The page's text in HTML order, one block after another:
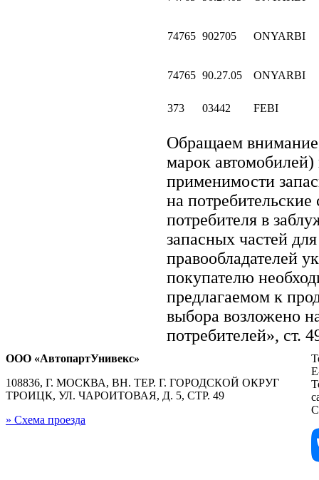
74765 902705 ONYARBI
74765 90.27.05 ONYARBI
373 03442 FEBI
Обращаем
марок
применимости
на
потребителя в
запасных частей
правообладателей
покупателю
предлагаемом к
выбора возложено
потребителей», ст.
ООО «АвтопартУнивекс»
108836, Г. МОСКВА, ВН. ТЕР. Г. ГОРОДСКОЙ ОКРУГ
ТРОИЦК, УЛ. ЧАРОИТОВАЯ, Д. 5, СТР. 49
» Схема проезда